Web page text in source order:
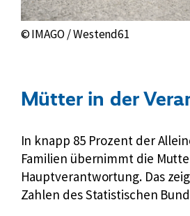
© IMAGO / Westend61
Mütter in der
In knapp 85 Prozent der
Familien übernimmt die
Hauptverantwortung. Das
Zahlen des Statistischen